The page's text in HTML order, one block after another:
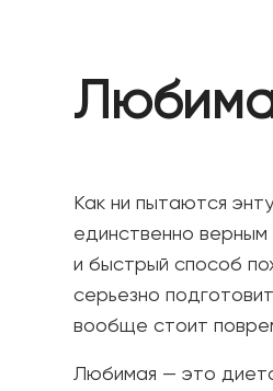
Как ни пытаются
единственно
и быстрый способ
серьезно
вообще стоит
Любимая — это